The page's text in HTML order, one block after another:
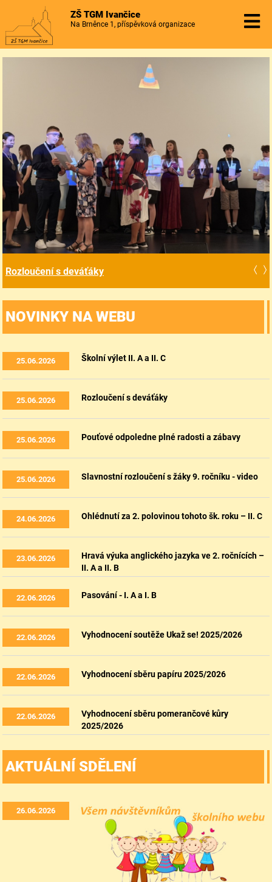
ZŠ TGM Ivančice
Na Brněnce 1, příspěvková organizace
Rozloučení s deváťáky
NOVINKY NA WEBU
25.06.2026 Školní výlet II. A a II. C
25.06.2026 Rozloučení s deváťáky
25.06.2026 Pouťové odpoledne plné radosti a zábavy
25.06.2026 Slavnostní rozloučení s žáky 9. ročníku - video
24.06.2026 Ohlédnutí za 2. polovinou tohoto šk. roku – II. C
23.06.2026
Hravá výuka anglického jazyka ve 2. ročnících –
II. A a II. B
22.06.2026 Pasování - I. A a I. B
22.06.2026 Vyhodnocení soutěže Ukaž se! 2025/2026
22.06.2026 Vyhodnocení sběru papíru 2025/2026
22.06.2026
Vyhodnocení sběru pomerančové kůry
2025/2026
AKTUÁLNÍ SDĚLENÍ
26.06.2026